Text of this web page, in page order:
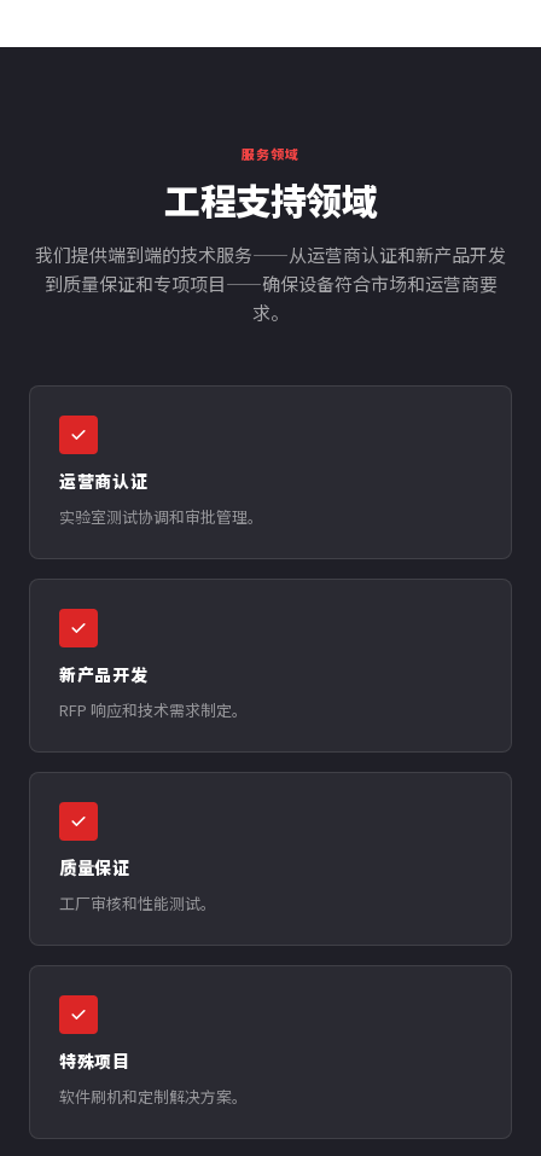
服务领域
工程支持领域
我们提供端到端的技术服务——从运营商认证和新产品开发
到质量保证和专项项目——确保设备符合市场和运营商要
求。
运营商认证
实验室测试协调和审批管理。
新产品开发
RFP 响应和技术需求制定。
质量保证
工厂审核和性能测试。
特殊项目
软件刷机和定制解决方案。